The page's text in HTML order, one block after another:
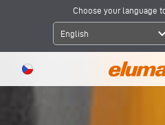
Choose your language
English